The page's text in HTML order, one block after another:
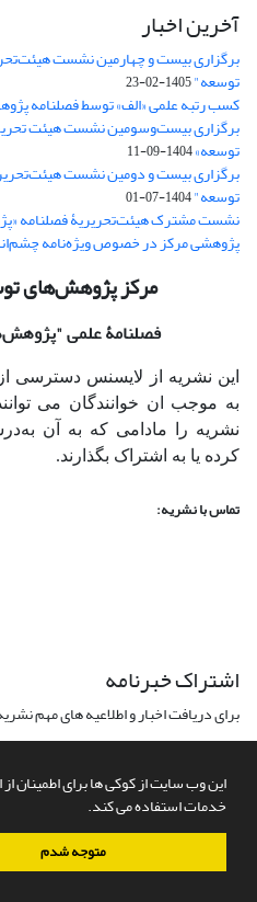
این وب سایت از کوکی ها برای اطمینان از
خدمات استفاده می کند.
متوجه شدم
آخرین اخبار
برگزاری بیست و چهارمین نشست
توسعه"1405-02-23
کسب رتبه علمی «الف» توسط فصلنامه
برگزاری بیست‌وسومین نشست هیئت‌
توسعه»1404-09-11
برگزاری بیست و دومین نشست
توسعه"1404-07-01
نشست مشترک هیئت‌تحریریۀ فصلنامه
پژوهشی مرکز در خصوص ویژه‌نامه
مرکز پژوهش‌های
فصلنامۀ علمی
این نشریه از لایسنس دسترسی
به موجب ان خوانندگان می
نشریه را مادامی که به آن‌
کرده یا به اشتراک بگذارند.
تماس با نشریه:
اشتراک خبرنامه
برای دریافت اخبار و اطلاعیه های مهم
سامانه مدیریت نشریات علمی.طراحی و